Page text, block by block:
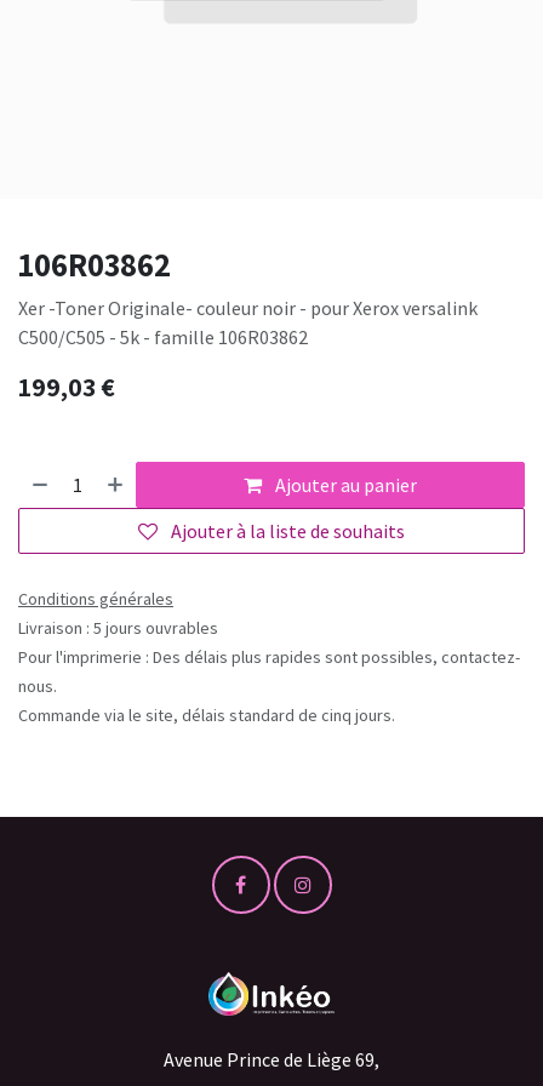
106R03862
Xer -Toner Originale- couleur noir - pour Xerox versalink
C500/C505 - 5k - famille 106R03862
199,03€
Ajouter au panier
Ajouter à la liste de souhaits
Conditions générales
Livraison : 5 jours ouvrables
Pour l'imprimerie : Des délais plus rapides sont possibles, contactez-
nous.
Commande via le site, délais standard de cinq jours.
Avenue Prince de Liège 69,